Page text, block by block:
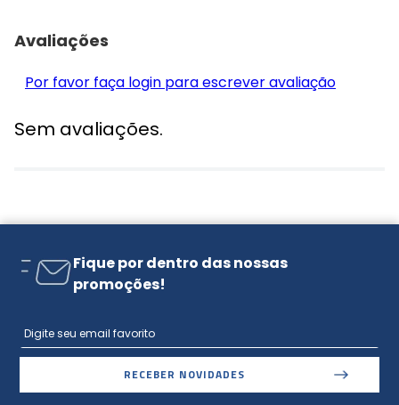
Avaliações
Por favor faça login para escrever avaliação
Sem avaliações.
Fique por dentro das nossas
promoções!
RECEBER NOVIDADES